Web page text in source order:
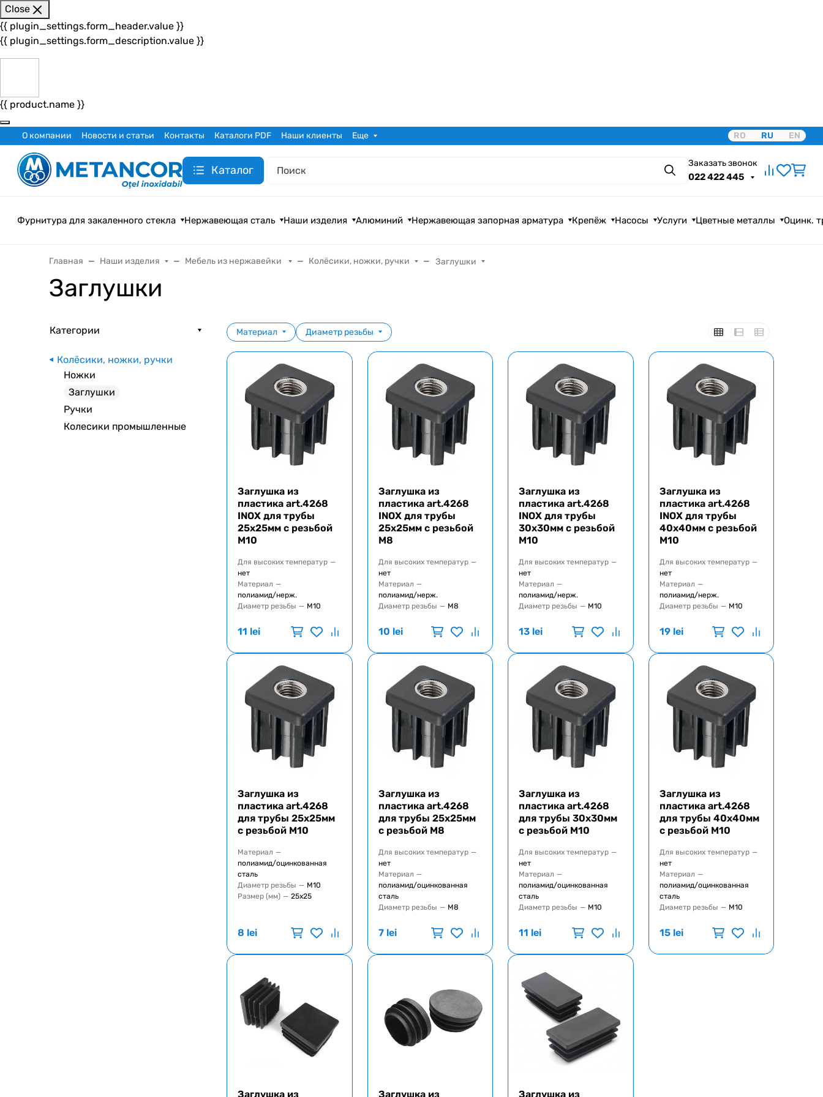
Close
{{ plugin_settings.form_header.value }}
{{ plugin_settings.form_description.value }}
{{ product.name }}
О компании Новости и статьи Контакты Каталоги PDF Наши клиенты Еще RO RU EN
Каталог Поиск
Заказать звонок
022 422 445
Фурнитура для закаленного стекла Нержавеющая сталь Наши изделия Алюминий Нержавеющая запорная арматура Крепёж Насосы Услуги Цветные металлы Оцинк.
Главная Наши изделия Мебель из нержавейки Колёсики, ножки, ручки Заглушки
Заглушки
Категории
Колёсики, ножки, ручки
Ножки
Заглушки
Ручки
Колесики промышленные
Материал Диаметр резьбы
Заглушка из
пластика art.4268
INOX для трубы
25x25мм с резьбой
M10
Для высоких температур —
нет
Материал —
полиамид/нерж.
Диаметр резьбы — M10
11 lei
Заглушка из
пластика art.4268
INOX для трубы
25x25мм с резьбой
M8
Для высоких температур —
нет
Материал —
полиамид/нерж.
Диаметр резьбы — M8
10 lei
Заглушка из
пластика art.4268
INOX для трубы
30x30мм с резьбой
M10
Для высоких температур —
нет
Материал —
полиамид/нерж.
Диаметр резьбы — M10
13 lei
Заглушка из
пластика art.4268
INOX для трубы
40x40мм с резьбой
M10
Для высоких температур —
нет
Материал —
полиамид/нерж.
Диаметр резьбы — M10
19 lei
Заглушка из
пластика art.4268
для трубы 25x25мм
с резьбой M10
Материал —
полиамид/оцинкованная
сталь
Диаметр резьбы — M10
Размер (мм) — 25x25
8 lei
Заглушка из
пластика art.4268
для трубы 25x25мм
с резьбой M8
Для высоких температур —
нет
Материал —
полиамид/оцинкованная
сталь
Диаметр резьбы — M8
7 lei
Заглушка из
пластика art.4268
для трубы 30x30мм
с резьбой M10
Для высоких температур —
нет
Материал —
полиамид/оцинкованная
сталь
Диаметр резьбы — M10
11 lei
Заглушка из
пластика art.4268
для трубы 40x40мм
с резьбой M10
Для высоких температур —
нет
Материал —
полиамид/оцинкованная
сталь
Диаметр резьбы — M10
15 lei
Заглушка из Заглушка из Заглушка из